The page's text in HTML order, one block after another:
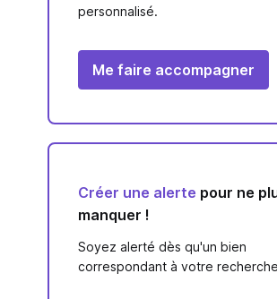
personnalisé.
Me faire accompagner
Créer une alerte pour ne
manquer !
Soyez alerté dès qu'un bien
correspondant à votre